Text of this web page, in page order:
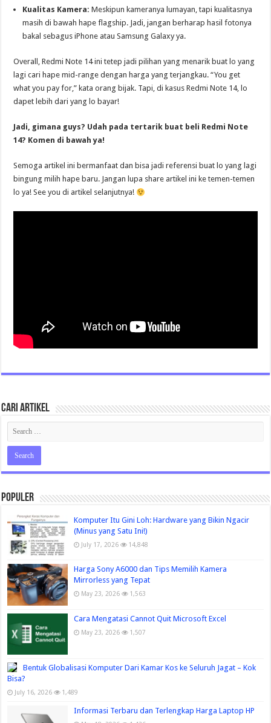
Kualitas Kamera: Meskipun kameranya lumayan, tapi kualitasnya
masih di bawah hape flagship. Jadi, jangan berharap hasil fotonya
bakal sebagus iPhone atau Samsung Galaxy ya.
Overall, Redmi Note 14 ini tetep jadi pilihan yang menarik buat lo yang
lagi cari hape mid-range dengan harga yang terjangkau. “You get
what you pay for,” kata orang bijak. Tapi, di kasus Redmi Note 14, lo
dapet lebih dari yang lo bayar!
Jadi, gimana guys? Udah pada tertarik buat beli Redmi Note
14? Komen di bawah ya!
Semoga artikel ini bermanfaat dan bisa jadi referensi buat lo yang lagi
bingung milih hape baru. Jangan lupa share artikel ini ke temen-temen
lo ya! See you di artikel selanjutnya!
Cari Artikel
Populer
Komputer Itu Gini Loh: Hardware yang Bikin Ngacir
(Minus yang Satu Ini!)
July 17, 2026 14,848
Harga Sony A6000 dan Tips Memilih Kamera
Mirrorless yang Tepat
May 23, 2026 1,563
Cara Mengatasi Cannot Quit Microsoft Excel
May 23, 2026 1,507
Bentuk Globalisasi Komputer Dari Kamar Kos ke Seluruh Jagat – Kok
Bisa?
July 16, 2026 1,489
Informasi Terbaru dan Terlengkap Harga Laptop HP